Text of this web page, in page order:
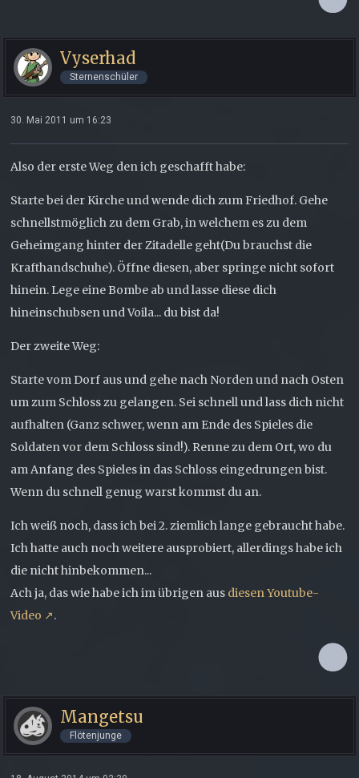
Vyserhad
Sternenschüler
30. Mai 2011 um 16:23
Also der erste Weg den ich geschafft habe:
Starte bei der Kirche und wende dich zum Friedhof. Gehe
schnellstmöglich zu dem Grab, in welchem es zu dem
Geheimgang hinter der Zitadelle geht(Du brauchst die
Krafthandschuhe). Öffne diesen, aber springe nicht sofort
hinein. Lege eine Bombe ab und lasse diese dich
hineinschubsen und Voila... du bist da!
Der zweite Weg:
Starte vom Dorf aus und gehe nach Norden und nach Osten
um zum Schloss zu gelangen. Sei schnell und lass dich nicht
aufhalten (Ganz schwer, wenn am Ende des Spieles die
Soldaten vor dem Schloss sind!). Renne zu dem Ort, wo du
am Anfang des Spieles in das Schloss eingedrungen bist.
Wenn du schnell genug warst kommst du an.
Ich weiß noch, dass ich bei 2. ziemlich lange gebraucht habe.
Ich hatte auch noch weitere ausprobiert, allerdings habe ich
die nicht hinbekommen...
Ach ja, das wie habe ich im übrigen aus diesen Youtube-
Video
.
Mangetsu
Flötenjunge